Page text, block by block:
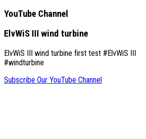
YouTube Channel
ElvWiS III wind turbine
ElvWiS III wind turbine first test #ElvWiS III
#windturbine
Subscribe Our YouTube Channel